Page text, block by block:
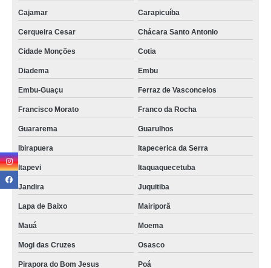
serviço de troca de tela xiaomi Campo Belo
qual o preço de troca de tela Brás
qual o preço de troca tela samsung José Bonifácio
serviço de troca tela celular Jardim América
serviço de troca de tela celular samsung Centro
troca tela valores Vila Mascote
troca tela Centro
troca de telas celular Centro
troca de telas iphone Cidade Ademar
Cajamar Carapicuíba
Cerqueira Cesar Chácara Santo Antonio
Cidade Monções Cotia
Diadema Embu
Embu-Guaçu Ferraz de Vasconcelos
Francisco Morato Franco da Rocha
Guararema Guarulhos
Ibirapuera Itapecerica da Serra
Itapevi Itaquaquecetuba
Jandira Juquitiba
Lapa de Baixo Mairiporã
Mauá Moema
Mogi das Cruzes Osasco
Pirapora do Bom Jesus Poá